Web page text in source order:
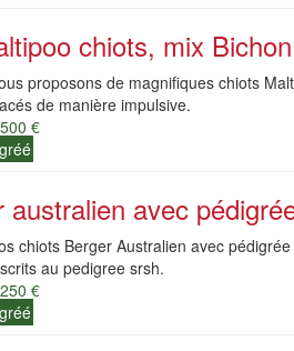
chiots, mix
proposons de magnifiques chiots
de manière impulsive.
€
australien avec
chiots Berger Australien avec
au pedigree srsh.
€